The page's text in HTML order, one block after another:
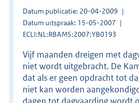
Datum publicatie: 20-04-2009
Datum uitspraak: 15-05-2007
ECLI:NL:RBAMS:2007:YB0193
Vijf maanden dreigen met
niet wordt uitgebracht. De
dat als er geen opdracht tot
niet kan worden
dagen tot dagvaarding wordt